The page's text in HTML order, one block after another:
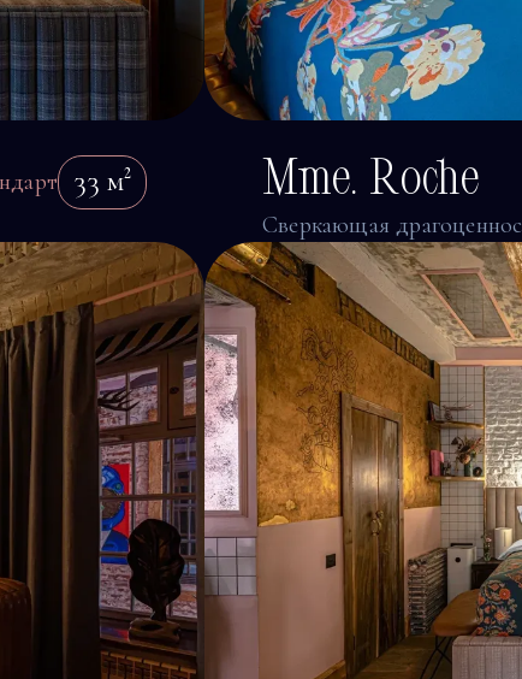
33 м² Mme. Roche
Сверкающая